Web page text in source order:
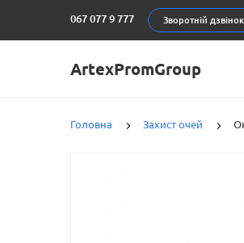
067 077 9 777 Зворотній дзвінок
ArtexPromGroup
Головна Захист очей